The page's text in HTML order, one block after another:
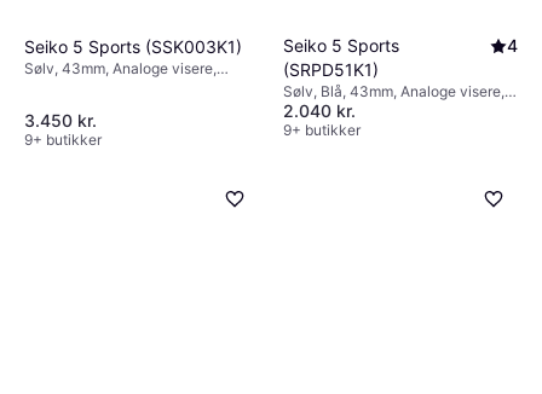
Seiko 5 Sports (SSK003K1)
Sølv, 43mm, Analoge visere,
3.450 kr.
9+ butikker
Seiko 5 Sports
(SRPD51K1)
4
Sølv, Blå, 43mm, Analoge visere,
Automatisk
2.040 kr.
9+ butikker